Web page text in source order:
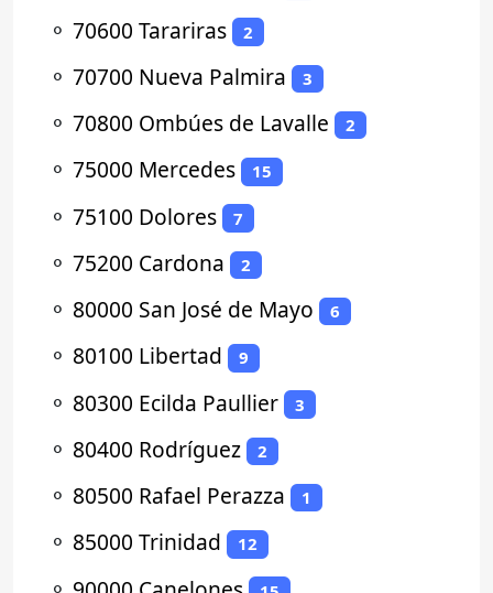
⚬ 70600 Tarariras 2
⚬ 70700 Nueva Palmira 3
⚬ 70800 Ombúes de Lavalle 2
⚬ 75000 Mercedes 15
⚬ 75100 Dolores 7
⚬ 75200 Cardona 2
⚬ 80000 San José de Mayo 6
⚬ 80100 Libertad 9
⚬ 80300 Ecilda Paullier 3
⚬ 80400 Rodríguez 2
⚬ 80500 Rafael Perazza 1
⚬ 85000 Trinidad 12